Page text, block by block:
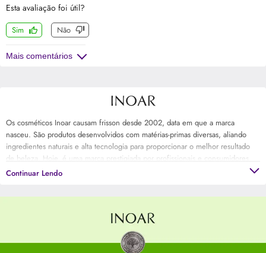
Esta avaliação foi útil?
Sim Não
Mais comentários
Os cosméticos Inoar causam frisson desde 2002, data em que a marca
nasceu. São produtos desenvolvidos com matérias-primas diversas, aliando
ingredientes naturais e alta tecnologia para proporcionar o melhor resultado
de beleza. Hoje, é uma marca prestigiada por profissionais e consumidores
em todo o Brasil. E possui uma linha completa de cuidados e tratamentos para
Continuar Lendo